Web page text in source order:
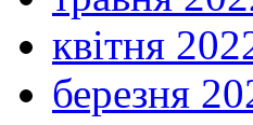
квітня
березня